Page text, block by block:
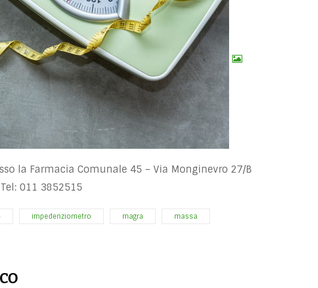
la Farmacia Comunale 45 – Via Monginevro 27/B
Tel: 011 3852515
impedenziometro magra massa